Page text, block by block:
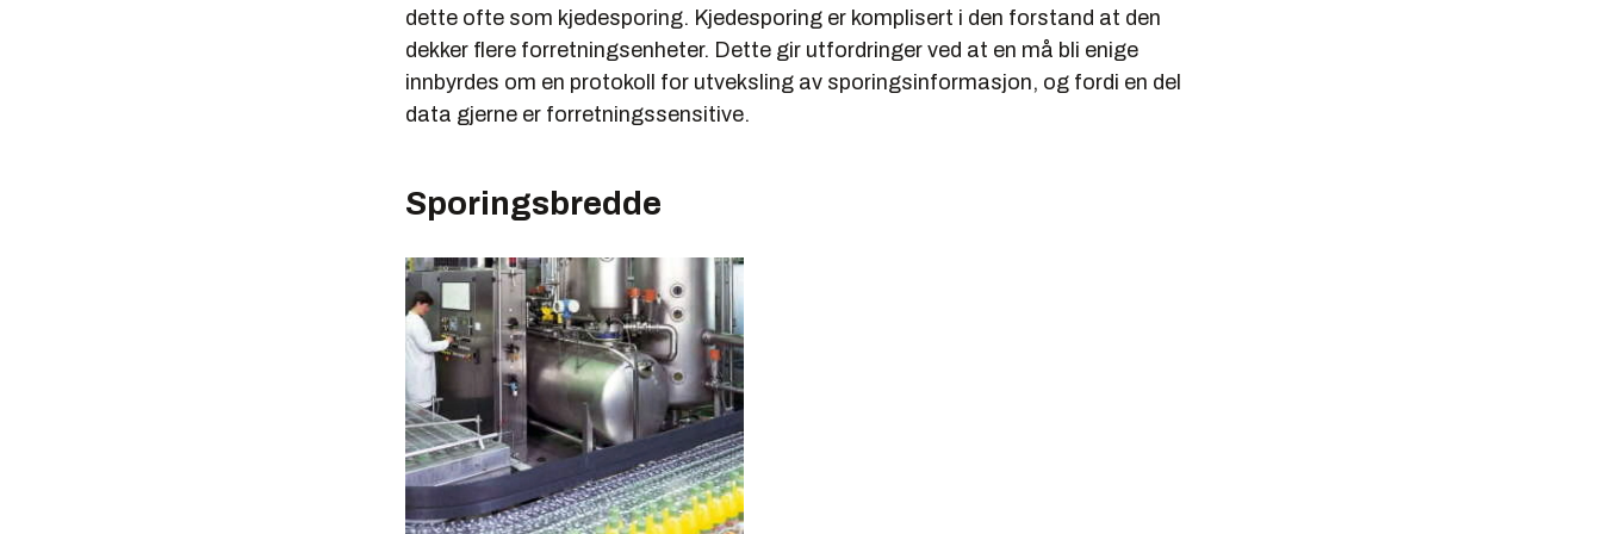
dette ofte som kjedesporing. Kjedesporing er komplisert i den forstand at den
dekker flere forretningsenheter. Dette gir utfordringer ved at en må bli enige
innbyrdes om en protokoll for utveksling av sporingsinformasjon, og fordi en del
data gjerne er forretningssensitive.
Sporingsbredde